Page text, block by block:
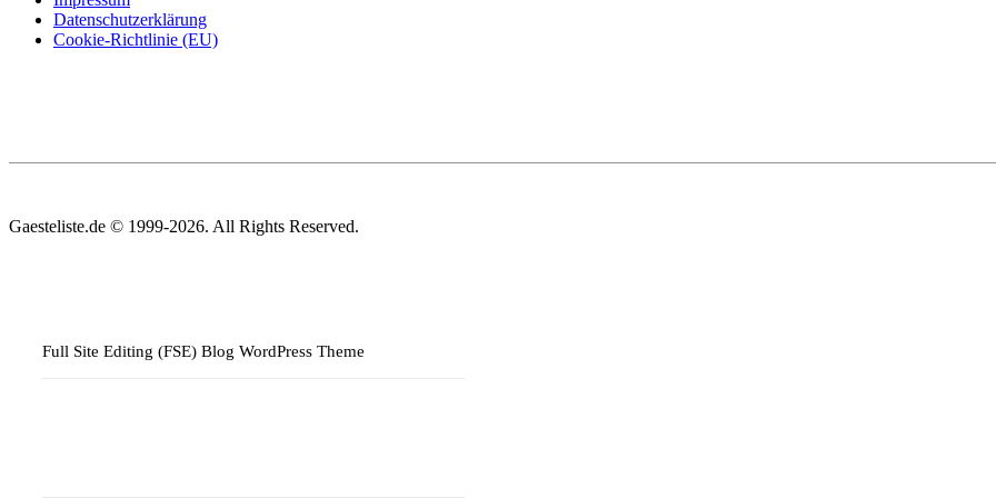
Datenschutzerklärung
Cookie-Richtlinie (EU)
Gaesteliste.de © 1999-2026. All Rights Reserved.
Full Site Editing (FSE) Blog WordPress Theme